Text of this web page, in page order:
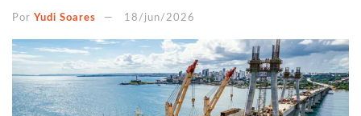
Por Yudi Soares 18/jun/2026